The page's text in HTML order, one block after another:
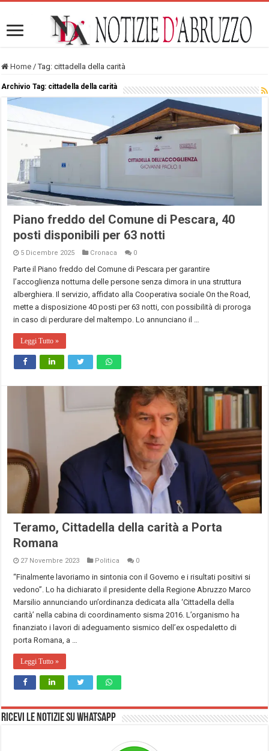
Home / Tag:cittadella della carità
Archivio Tag: cittadella della carità
Piano freddo del Comune di Pescara, 40
posti disponibili per 63 notti
5 Dicembre 2025 Cronaca 0
Parte il Piano freddo del Comune di Pescara per garantire
l’accoglienza notturna delle persone senza dimora in una struttura
alberghiera. Il servizio, affidato alla Cooperativa sociale On the Road,
mette a disposizione 40 posti per 63 notti, con possibilità di proroga
in caso di perdurare del maltempo. Lo annunciano il …
Leggi Tutto »
Teramo, Cittadella della carità a Porta
Romana
27 Novembre 2023 Politica 0
“Finalmente lavoriamo in sintonia con il Governo e i risultati positivi si
vedono”. Lo ha dichiarato il presidente della Regione Abruzzo Marco
Marsilio annunciando un’ordinanza dedicata alla ‘Cittadella della
carità’ nella cabina di coordinamento sisma 2016. L’organismo ha
finanziato i lavori di adeguamento sismico dell’ex ospedaletto di
porta Romana, a …
Leggi Tutto »
Ricevi le notizie su Whatsapp